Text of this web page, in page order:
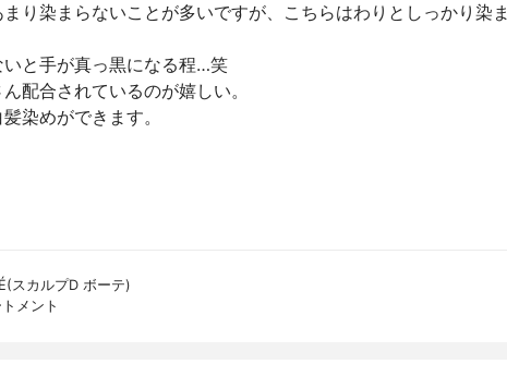
り染まらないことが多いですが、こちらはわりとしっかり染ま
と手が真っ黒になる程…笑
配合されているのが嬉しい。
染めができます。
スカルプD ボーテ)
メント